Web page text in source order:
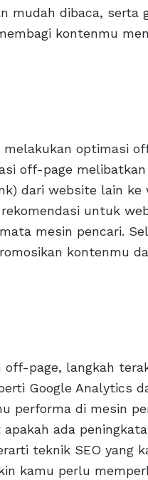
dibaca, serta
kontenmu
optimasi
off-page
dari website lain ke
untuk
mesin pencari.
kontenmu
page, langkah
Google Analytics
performa di mesin
ada
teknik SEO yang
kamu perlu